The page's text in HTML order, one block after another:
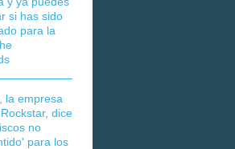
si has sido
para la
la empresa
dice
no
para los